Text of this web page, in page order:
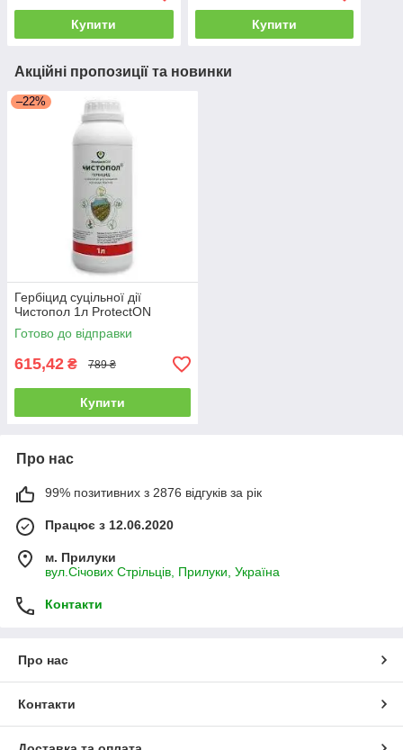
Купити Купити
Акційні пропозиції та новинки
–22%
Гербіцид суцільної дії
Чистопол 1л ProtectON
Готово до відправки
615,42 ₴ 789 ₴
Купити
Про нас
99% позитивних з 2876 відгуків за рік
Працює з 12.06.2020
м. Прилуки
вул.Січових Стрільців, Прилуки, Україна
Контакти
Про нас
Контакти